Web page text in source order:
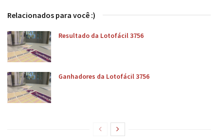
Relacionados para você :)
Resultado da Lotofácil 3756
Ganhadores da Lotofácil 3756